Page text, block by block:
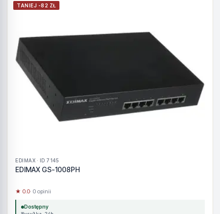
TANIEJ -82 ZŁ
EDIMAX · ID 7145
EDIMAX GS-1008PH
★ 0.0· 0 opinii
Dostępny